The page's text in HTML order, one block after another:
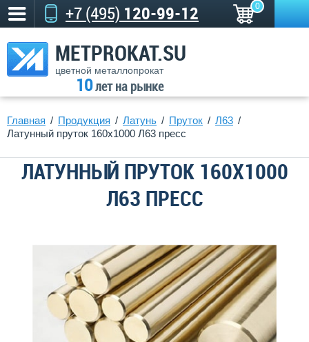
+7 (495) 120-99-12 0
METPROKAT.SU
цветной металлопрокат
10лет на рынке
Главная Продукция Латунь Пруток
Л63
Латунный пруток 160х1000 Л63 пресс
ЛАТУННЫЙ ПРУТОК 160Х1000
Л63 ПРЕСС